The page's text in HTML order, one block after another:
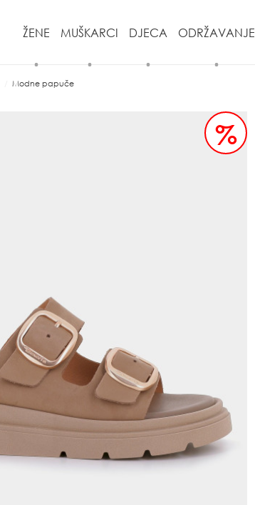
ŽENE MUŠKARCI DJECA ODRŽAVANJE
Modne papuče
%